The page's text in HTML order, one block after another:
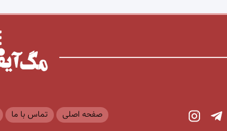
صفحه اصلی تماس با ما